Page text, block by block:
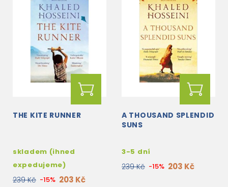
THE KITE RUNNER
skladem (ihned
expedujeme)
239 Kč -15% 203 Kč
A THOUSAND SPLENDID
SUNS
3-5 dní
239 Kč -15% 203 Kč